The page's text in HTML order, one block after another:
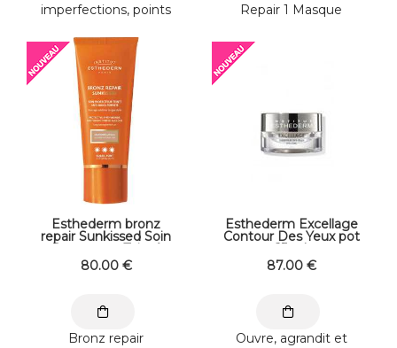
imperfections, points
Sa texture fluide et ...
Repair 1 Masque
Esthederm bronz
repair Sunkissed Soin
Protecteur Teinté
Anti-rides fermeté
Soleil fort 50 ml
80.00 €
Bronz repair
Esthederm Excellage
Contour Des Yeux pot
15 ml
87.00 €
Ouvre, agrandit et